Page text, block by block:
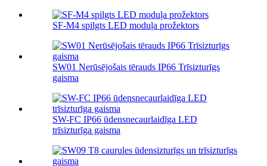
SF-M4 spilgts LED moduļa prožektors
SW01 Nerūsējošais tērauds IP66 Trīsizturīgs
gaisma
SW-FC IP66 ūdensnecaurlaidīga LED
trīsizturīga gaisma